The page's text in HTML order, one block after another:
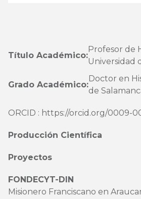
Título Académico:
Profesor de
Universidad
Grado Académico:
Doctor en
de
ORCID : https://orcid.org/0009-
Producción Científica
Proyectos
FONDECYT-DIN
Misionero Franciscano en